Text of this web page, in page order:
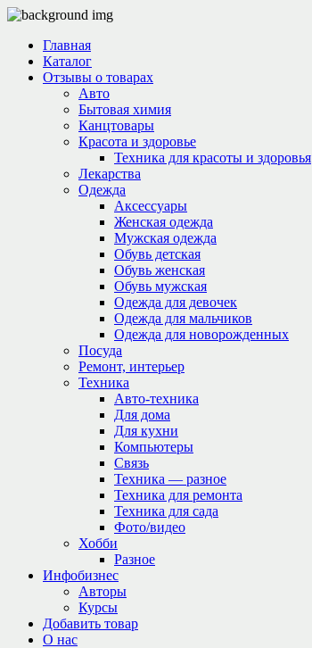
Главная
Каталог
Отзывы о товарах
Авто
Бытовая химия
Канцтовары
Красота и здоровье
Техника для красоты и здоровья
Лекарства
Одежда
Аксессуары
Женская одежда
Мужская одежда
Обувь детская
Обувь женская
Обувь мужская
Одежда для девочек
Одежда для мальчиков
Одежда для новорожденных
Посуда
Ремонт, интерьер
Техника
Авто-техника
Для дома
Для кухни
Компьютеры
Связь
Техника — разное
Техника для ремонта
Техника для сада
Фото/видео
Хобби
Разное
Инфобизнес
Авторы
Курсы
Добавить товар
О нас